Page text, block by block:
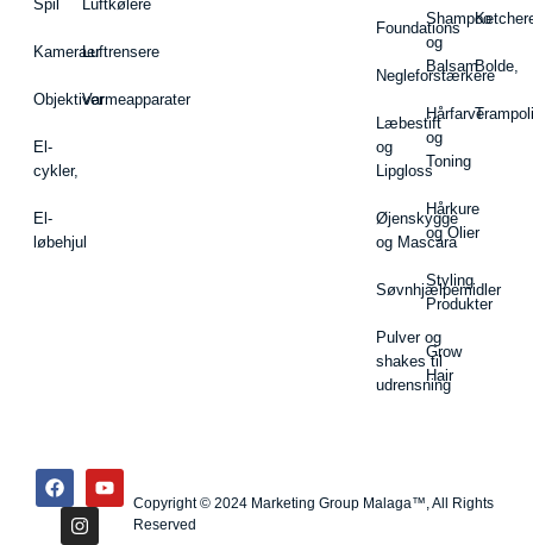
Spil
Kameraer
Objektiver
El-
cykler,
El-
løbehjul
Luftkølere
Luftrensere
Varmeapparater
Foundations
Negleforstærkere
Læbestift
og
Lipgloss
Øjenskygge
og Mascara
Søvnhjælpemidler
Pulver og
shakes til
udrensning
Shampoo
og
Balsam
Hårfarve
og
Toning
Hårkure
og Olier
Styling
Produkter
Grow
Hair
Bolde,
Copyright © 2024 Marketing Group Malaga™, All Rights
Reserved